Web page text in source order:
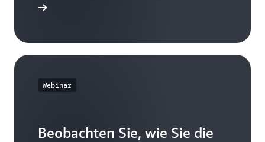
Webinar
Beobachten Sie, wie Sie die